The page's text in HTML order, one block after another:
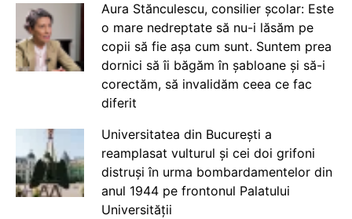
Aura Stănculescu, consilier școlar: Este
o mare nedreptate să nu-i lăsăm pe
copii să fie așa cum sunt. Suntem prea
dornici să îi băgăm în șabloane și să-i
corectăm, să invalidăm ceea ce fac
diferit
Universitatea din București a
reamplasat vulturul și cei doi grifoni
distruși în urma bombardamentelor din
anul 1944 pe frontonul Palatului
Universității